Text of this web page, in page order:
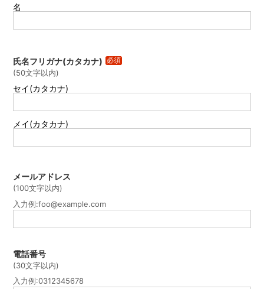
名
氏名フリガナ(カタカナ) 必須
(50文字以内)
セイ(カタカナ)
メイ(カタカナ)
メールアドレス
(100文字以内)
入力例:foo@example.com
電話番号
(30文字以内)
入力例:0312345678